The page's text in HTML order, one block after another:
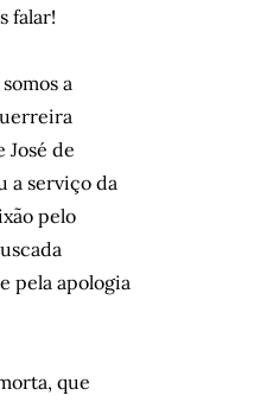
falar!
a
José de
a serviço da
pelo
pela apologia
que